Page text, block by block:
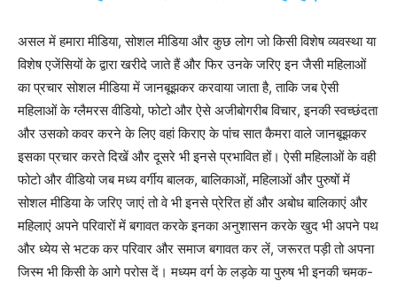
असल में हमारा मीडिया, सोशल मीडिया और कुछ लोग जो किसी विशेष व्यवस्था या
विशेष एजेंसियों के द्वारा खरीदे जाते हैं और फिर उनके जरिए इन जैसी महिलाओं
का प्रचार सोशल मीडिया में जानबूझकर करवाया जाता है, ताकि जब ऐसी
महिलाओं के ग्लैमरस वीडियो, फोटो और ऐसे अजीबोगरीब विचार, इनकी स्वच्छंदता
और उसको कवर करने के लिए वहां किराए के पांच सात कैमरा वाले जानबूझकर
इसका प्रचार करते दिखें और दूसरे भी इनसे प्रभावित हों। ऐसी महिलाओं के वही
फोटो और वीडियो जब मध्य वर्गीय बालक, बालिकाओं, महिलाओं और पुरुषों में
सोशल मीडिया के जरिए जाएं तो वे भी इनसे प्रेरित हों और अबोध बालिकाएं और
महिलाएं अपने परिवारों में बगावत करके इनका अनुशासन करके खुद भी अपने पथ
और ध्येय से भटक कर परिवार और समाज बगावत कर लें, जरूरत पड़ी तो अपना
जिस्म भी किसी के आगे परोस दें। मध्यम वर्ग के लड़के या पुरुष भी इनकी चमक-